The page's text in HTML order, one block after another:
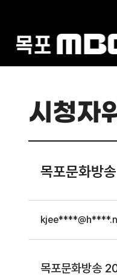
시청자
목포문화방
목포문화방송